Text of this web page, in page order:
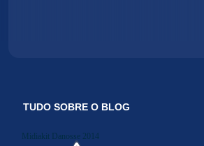
TUDO SOBRE O BLOG
Midiakit Danosse 2014